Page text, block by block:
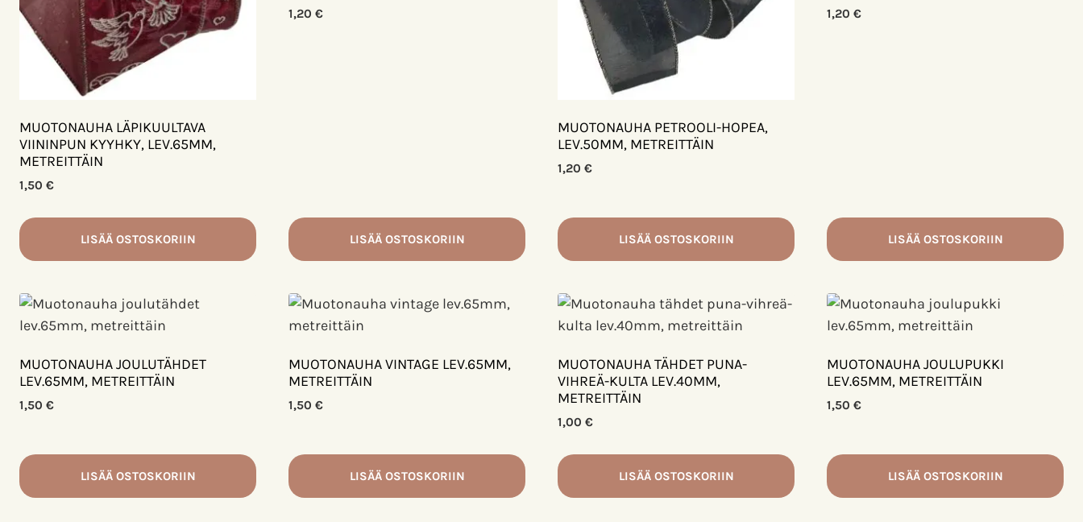
MUOTONAUHA LÄPIKUULTAVA
VIININPUN KYYHKY, LEV.65MM,
METREITTÄIN
1,50 €
LISÄÄ OSTOSKORIIN
1,20 €
LISÄÄ OSTOSKORIIN
MUOTONAUHA PETROOLI-HOPEA,
LEV.50MM, METREITTÄIN
1,20 €
LISÄÄ OSTOSKORIIN
1,20 €
LISÄÄ OSTOSKORIIN
MUOTONAUHA JOULUTÄHDET
LEV.65MM, METREITTÄIN
1,50 €
LISÄÄ OSTOSKORIIN
MUOTONAUHA VINTAGE LEV.65MM,
METREITTÄIN
1,50 €
LISÄÄ OSTOSKORIIN
MUOTONAUHA TÄHDET PUNA-
VIHREÄ-KULTA LEV.40MM,
METREITTÄIN
1,00 €
LISÄÄ OSTOSKORIIN
MUOTONAUHA JOULUPUKKI
LEV.65MM, METREITTÄIN
1,50 €
LISÄÄ OSTOSKORIIN